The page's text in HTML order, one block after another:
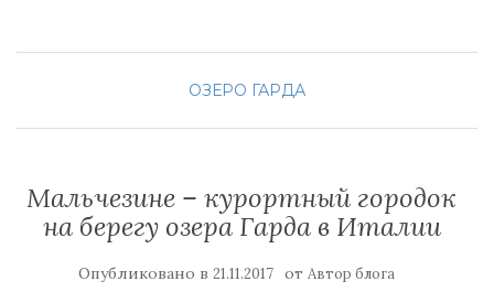
ОЗЕРО ГАРДА
Мальчезине – курортный городок
на берегу озера Гарда в Италии
Опубликовано в 21.11.2017 от Автор блога